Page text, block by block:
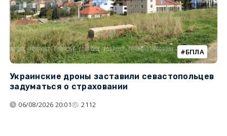
БПЛА
Украинские дроны заставили севастопольцев
задуматься о страховании
06/08/2026 20:01 2112